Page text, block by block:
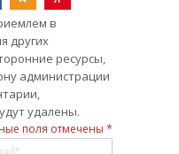
в
других
ресурсы,
администрации
удалены.
поля отмечены *